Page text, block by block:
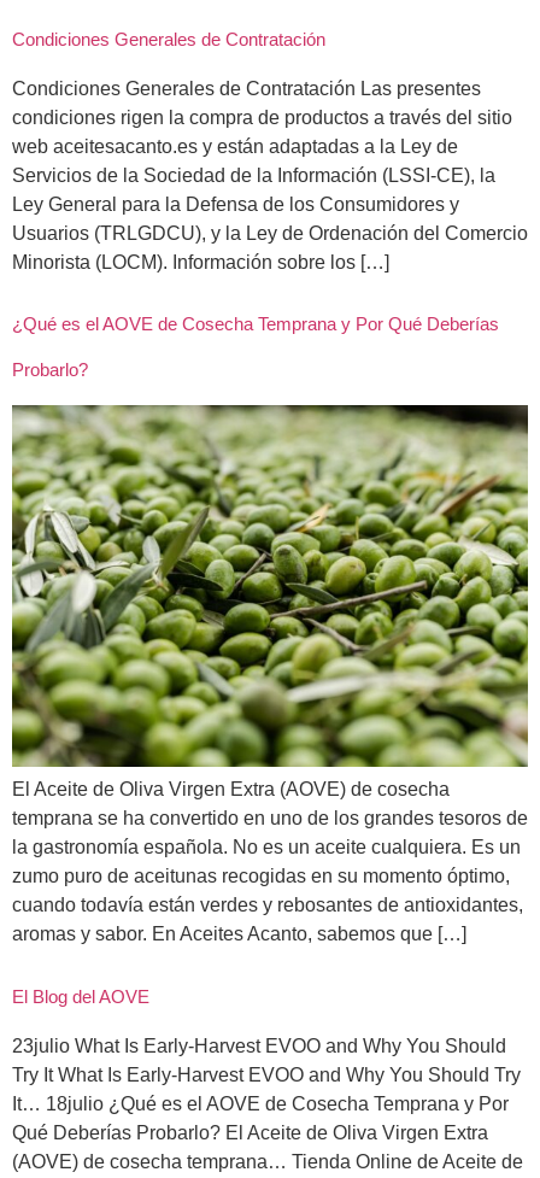
Condiciones Generales de Contratación
Condiciones Generales de Contratación Las presentes
condiciones rigen la compra de productos a través del sitio
web aceitesacanto.es y están adaptadas a la Ley de
Servicios de la Sociedad de la Información (LSSI-CE), la
Ley General para la Defensa de los Consumidores y
Usuarios (TRLGDCU), y la Ley de Ordenación del Comercio
Minorista (LOCM). Información sobre los […]
¿Qué es el AOVE de Cosecha Temprana y Por Qué Deberías
Probarlo?
El Aceite de Oliva Virgen Extra (AOVE) de cosecha
temprana se ha convertido en uno de los grandes tesoros de
la gastronomía española. No es un aceite cualquiera. Es un
zumo puro de aceitunas recogidas en su momento óptimo,
cuando todavía están verdes y rebosantes de antioxidantes,
aromas y sabor. En Aceites Acanto, sabemos que […]
El Blog del AOVE
23julio What Is Early‑Harvest EVOO and Why You Should
Try It What Is Early‑Harvest EVOO and Why You Should Try
It… 18julio ¿Qué es el AOVE de Cosecha Temprana y Por
Qué Deberías Probarlo? El Aceite de Oliva Virgen Extra
(AOVE) de cosecha temprana… Tienda Online de Aceite de